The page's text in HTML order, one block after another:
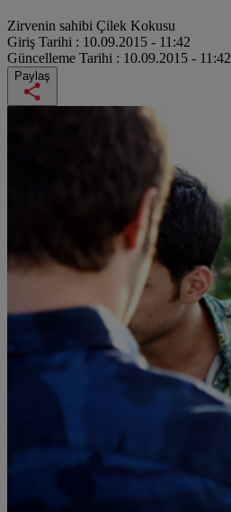
Zirvenin sahibi Çilek Kokusu
Giriş Tarihi : 10.09.2015 - 11:42
Güncelleme Tarihi : 10.09.2015 - 11:42
Paylaş